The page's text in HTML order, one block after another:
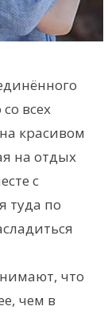
всех
красивом
на отдых
с
туда по
что
чем в